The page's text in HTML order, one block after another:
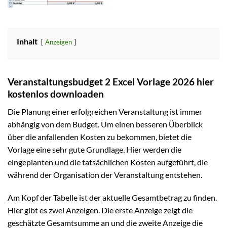
Inhalt Anzeigen
Veranstaltungsbudget 2 Excel Vorlage 2026 hier
kostenlos downloaden
Die Planung einer erfolgreichen Veranstaltung ist immer
abhängig von dem Budget. Um einen besseren Überblick
über die anfallenden Kosten zu bekommen, bietet die
Vorlage eine sehr gute Grundlage. Hier werden die
eingeplanten und die tatsächlichen Kosten aufgeführt, die
während der Organisation der Veranstaltung entstehen.
Am Kopf der Tabelle ist der aktuelle Gesamtbetrag zu finden.
Hier gibt es zwei Anzeigen. Die erste Anzeige zeigt die
geschätzte Gesamtsumme an und die zweite Anzeige die